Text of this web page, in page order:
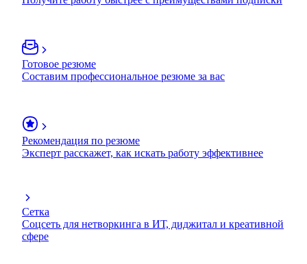
Готовое резюме
Составим профессиональное резюме за вас
Рекомендация по резюме
Эксперт расскажет, как искать работу эффективнее
Сетка
Соцсеть для нетворкинга в ИТ, диджитал и креативной
сфере